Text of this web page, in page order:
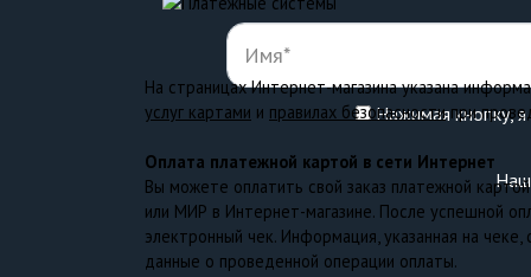
Нажимая кнопку,
Наш
На страницах Интернет-магазина указана
услуг картами и правилах безопасностипри
Оплата платежной картой в сети Интернет
Вы можете оплатить свой заказ платежной
или МИР в Интернет-магазине. После успешной
электронный чек. Информация, указанная на
данные о проведенной операции оплаты.